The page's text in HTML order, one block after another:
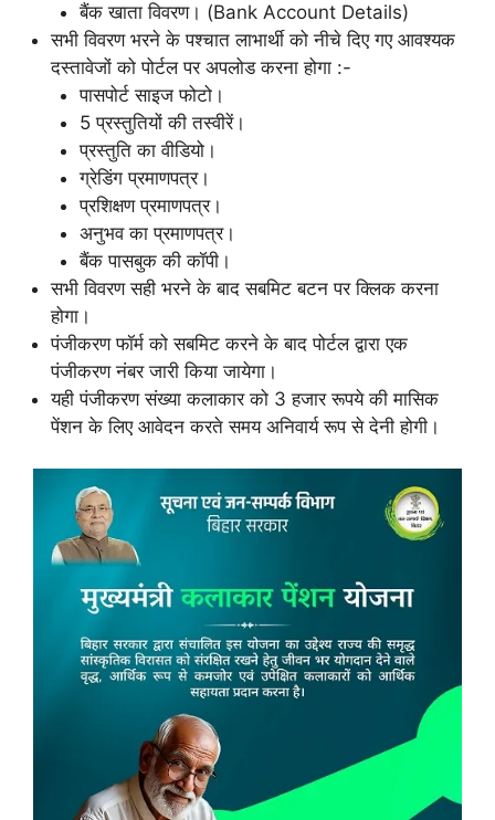
बैंक खाता विवरण। (Bank Account Details)
सभी विवरण भरने के पश्चात लाभार्थी को नीचे दिए गए आवश्यक
दस्तावेजों को पोर्टल पर अपलोड करना होगा :-
पासपोर्ट साइज फोटो।
5 प्रस्तुतियों की तस्वीरें।
प्रस्तुति का वीडियो।
ग्रेडिंग प्रमाणपत्र।
प्रशिक्षण प्रमाणपत्र।
अनुभव का प्रमाणपत्र।
बैंक पासबुक की कॉपी।
सभी विवरण सही भरने के बाद सबमिट बटन पर क्लिक करना
होगा।
पंजीकरण फॉर्म को सबमिट करने के बाद पोर्टल द्वारा एक
पंजीकरण नंबर जारी किया जायेगा।
यही पंजीकरण संख्या कलाकार को 3 हजार रूपये की मासिक
पेंशन के लिए आवेदन करते समय अनिवार्य रूप से देनी होगी।